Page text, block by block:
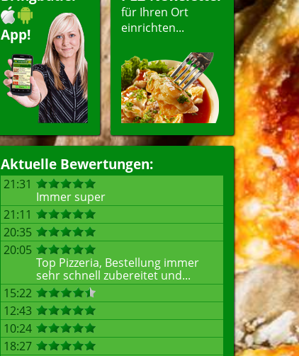
App!
für Ihren Ort
einrichten...
Aktuelle Bewertungen:
21:31
Immer super
21:11
20:35
20:05
Top Pizzeria, Bestellung immer
sehr schnell zubereitet und...
15:22
12:43
10:24
18:27